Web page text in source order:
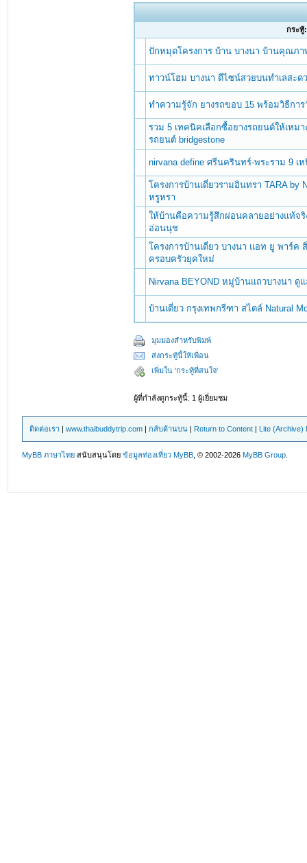
กระทู้:
ปักหมุดโครงการ บ้าน บางนา บ้านคุณภ
ทาวน์โฮม บางนา ดีไซน์สวยบนทำเลสะด
ทำความรู้จัก ยางรถขอบ 15 พร้อมวิธีการ
รวม 5 เทคนิคเลือกซื้อยางรถยนต์ให้เหม
รถยนต์ bridgestone
nirvana define ศรีนครินทร์-พระราม 9
โครงการบ้านเดี่ยวรามอินทรา TARA
หรูหรา
ให้บ้านคือความรู้สึกผ่อนคลายอย่างแท้จริ
อ่อนนุช
โครงการบ้านเดี่ยว บางนา แอท ยู พาร์ค
ครอบครัวยุคใหม่
Nirvana BEYOND หมู่บ้านแถวบางนา
บ้านเดี่ยว กรุงเทพกรีฑา สไตล์ Natural
มุมมองสำหรับพิมพ์
ส่งกระทู้นี้ให้เพื่อน
เพิ่มใน 'กระทู้ที่สนใจ'
ผู้ที่กำลังดูกระทู้นี้: 1 ผู้เยี่ยมชม
ติดต่อเรา |www.thaibuddytrip.com |กลับด้านบน | Return to Content | Lite (Archive)
MyBB ภาษาไทย สนับสนุนโดยข้อมูลท่องเที่ยว MyBB , © 2002-2026MyBB Group